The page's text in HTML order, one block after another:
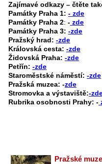
Zajímavé odkazy – čtěte
Památky Praha 1: - zde
Památky Praha 2: - zde
Památky Praha 3: -zde
Pražský hrad: -zde
Královská cesta: -zde
Židovská Praha: -zde
Petřín: -zde
Staroměstské náměstí: -zde
Pražská muzea: -zde
Stromovka a výstaviště:-
Rubrika osobnosti Prahy: -
Pražské